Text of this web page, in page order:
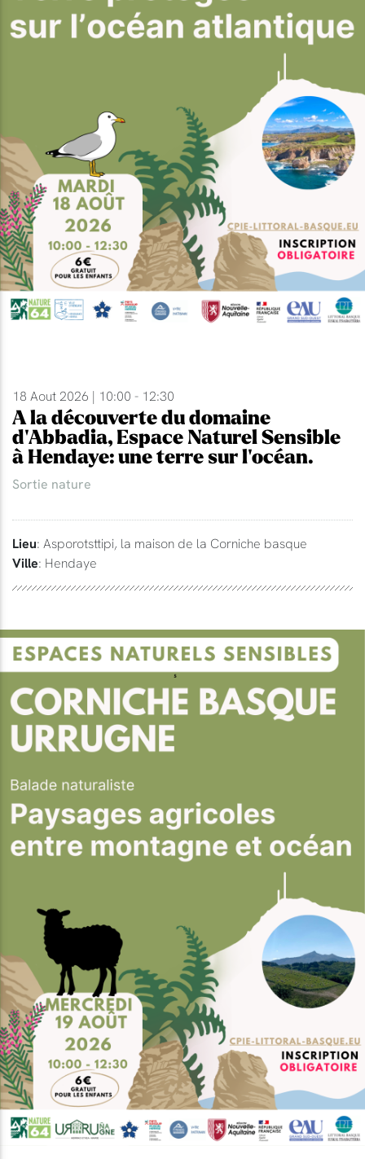
18 Aout 2026 | 10:00 - 12:30
A la découverte du domaine
d'Abbadia, Espace Naturel Sensible
à Hendaye: une terre sur l'océan.
Sortie nature
Lieu: Asporotsttipi, la maison de la Corniche basque
Ville: Hendaye